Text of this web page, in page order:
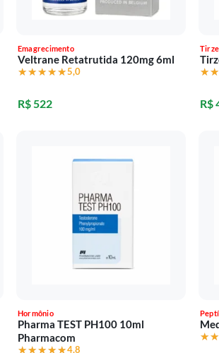
Emagrecimento
Veltrane Retatrutida 120mg 6ml
★★★★★
★★★★★5,0
R$ 522 R$
Hormônio
Pharma TEST PH100 10ml
Pharmacom
★★★★★
★★★★★4,8